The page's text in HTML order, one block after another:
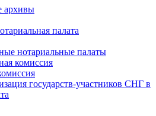
архивы
палата
нотариальные палаты
комиссия
государств-участников СНГ в